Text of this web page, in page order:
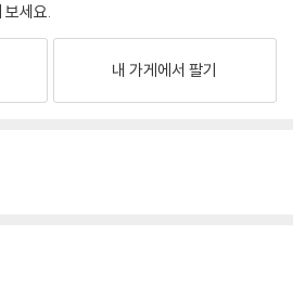
보세요.
내 가게에서 팔기